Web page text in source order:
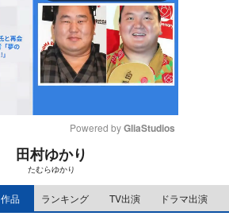
e
Powered by GliaStudios
田村ゆかり
たむらゆかり
作品 ランキング TV出演 ドラマ出演